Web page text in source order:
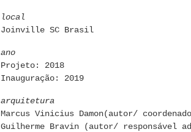
local
Joinville SC Brasil
ano
Projeto: 2018
Inauguração: 2019
arquitetura
Marcus Vinicius Damon(autor/
Guilherme Bravin (autor/ responsável